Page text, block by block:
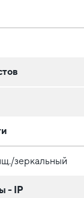
зеркальный
- IP